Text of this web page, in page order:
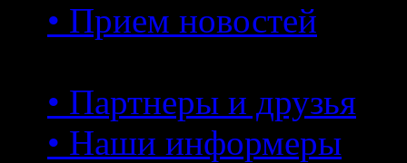
• Прием новостей
• Партнеры и друзья
• Наши информеры